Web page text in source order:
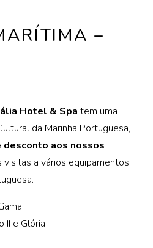
–
Hotel & Spa tem uma
da Marinha Portuguesa,
aos nossos
visitas a vários equipamentos
II e Glória